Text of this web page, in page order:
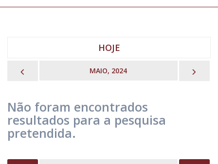
HOJE
MAIO, 2024
Não foram encontrados
resultados para a pesquisa
pretendida.